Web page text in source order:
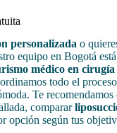
personalizada o
equipo en Bogotá
médico en cirugía
todo el
Te recomendamos
comparar
opción según tus